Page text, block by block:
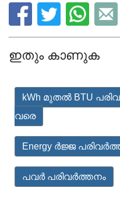
ഇതും കാണുക
kWh മുതൽ BTU
വരെ
Energy ർജ്ജ
പവർ പരിവർത്തനം